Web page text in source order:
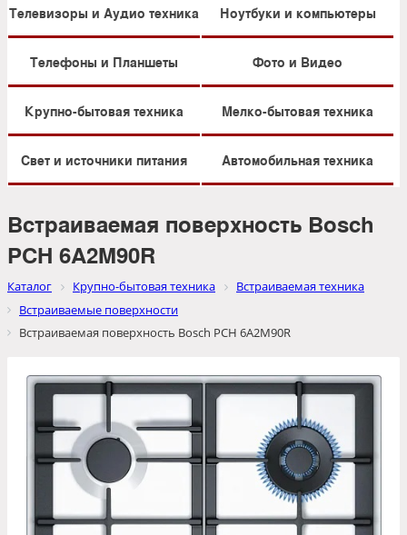
Телевизоры и Аудио техника Ноутбуки и компьютеры
Телефоны и Планшеты Фото и Видео
Крупно-бытовая техника Мелко-бытовая техника
Свет и источники питания Автомобильная техника
Встраиваемая поверхность Bosch
PCH 6A2M90R
Каталог Крупно-бытовая техника
Встраиваемая техника
Встраиваемые поверхности
Встраиваемая поверхность Bosch PCH 6A2M90R